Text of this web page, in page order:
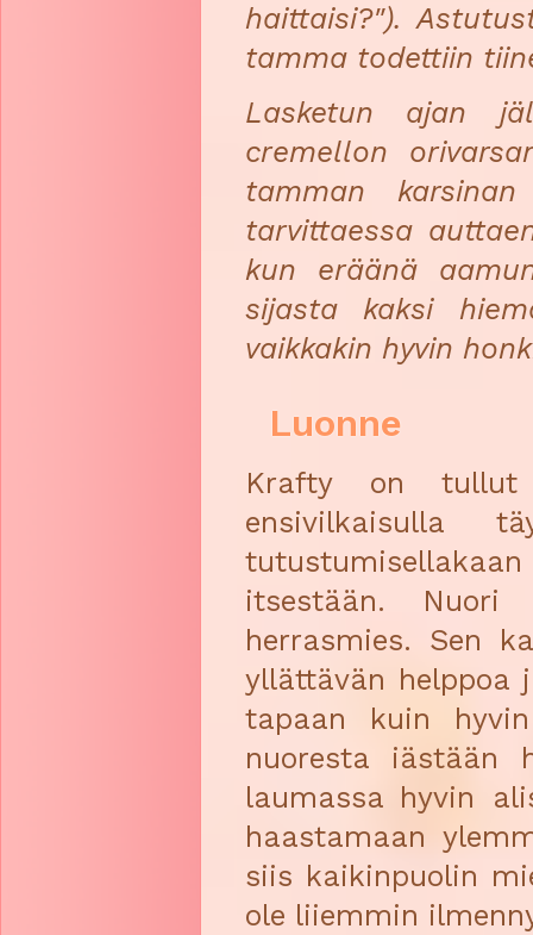
haittaisi?").
tamma todettiin
Lasketun ajan
cremellon
tamman
tarvittaessa
kun eräänä
sijasta kaksi
vaikkakin hyvin
Luonne
Krafty on tullut
ensivilkaisulla
itsestään.
herrasmies. Sen
yllättävän helppoa
tapaan kuin
nuoresta iästään
laumassa hyvin
haastamaan
siis kaikinpuolin
ole liiemmin